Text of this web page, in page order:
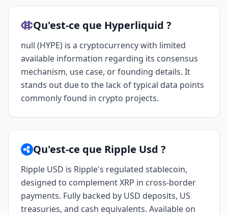
Qu'est-ce que Hyperliquid ?
null (HYPE) is a cryptocurrency with limited
available information regarding its consensus
mechanism, use case, or founding details. It
stands out due to the lack of typical data points
commonly found in crypto projects.
Qu'est-ce que Ripple Usd ?
Ripple USD is Ripple's regulated stablecoin,
designed to complement XRP in cross-border
payments. Fully backed by USD deposits, US
treasuries, and cash equivalents. Available on